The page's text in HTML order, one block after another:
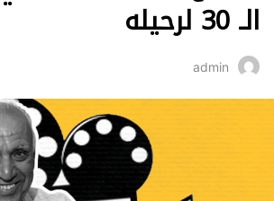
الـ 30 لرحيله
admin